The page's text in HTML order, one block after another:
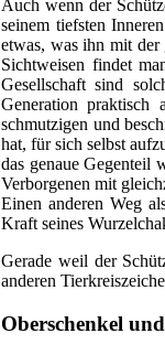
Auch wenn der
seinem tiefsten
etwas, was ihn mit der
Sichtweisen findet
Gesellschaft sind
Generation praktisch
schmutzigen und
hat, für sich selbst
das genaue Gegenteil
Verborgenen mit
Einen anderen Weg
Kraft seines
Gerade weil der
anderen
Oberschenkel